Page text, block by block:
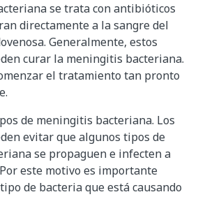
se trata con antibióticos
directamente a la sangre del
Generalmente, estos
curar la meningitis bacteriana.
el tratamiento tan pronto
de meningitis bacteriana. Los
evitar que algunos tipos de
se propaguen e infecten a
este motivo es importante
de bacteria que está causando